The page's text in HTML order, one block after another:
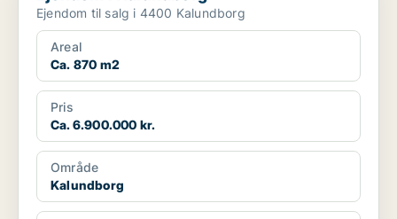
Ejendom til salg i 4400 Kalundborg
Areal
Ca. 870 m2
Pris
Ca. 6.900.000 kr.
Område
Kalundborg